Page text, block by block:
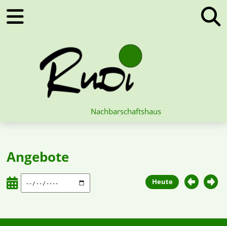
Nachbarschaftshaus
Angebote
Heute